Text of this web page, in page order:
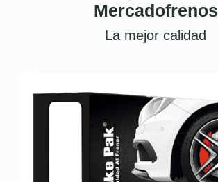
Mercadofrenos
La mejor calidad